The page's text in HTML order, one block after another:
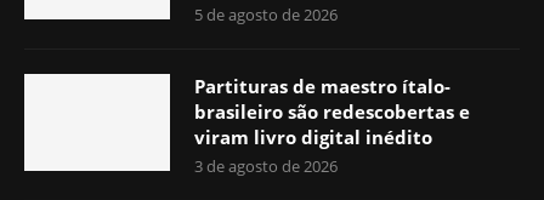
5 de agosto de 2026
Partituras de maestro ítalo-
brasileiro são redescobertas e
viram livro digital inédito
3 de agosto de 2026